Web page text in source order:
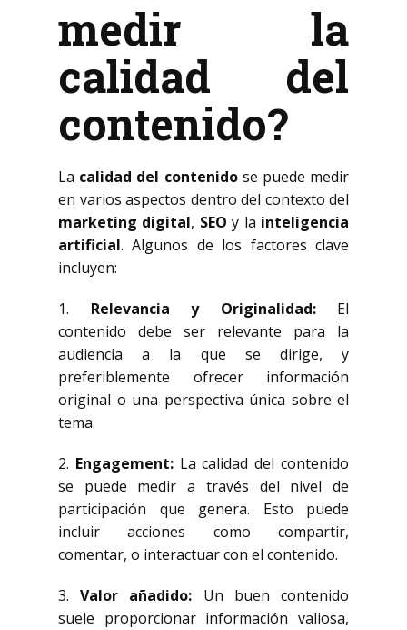
medir la
calidad del
contenido?
La calidad del contenidose puede medir
en varios aspectos dentro del contexto del
marketing digital, SEO y la inteligencia
artificial. Algunos de los factores clave
incluyen:
1. Relevancia y Originalidad:El
contenido debe ser relevante para la
audiencia a la que se dirige, y
preferiblemente ofrecer información
original o una perspectiva única sobre el
tema.
2. Engagement:La calidad del contenido
se puede medir a través del nivel de
participación que genera. Esto puede
incluir acciones como compartir,
comentar, o interactuar con el contenido.
3.Valor añadido: Un buen contenido
suele proporcionar información valiosa,